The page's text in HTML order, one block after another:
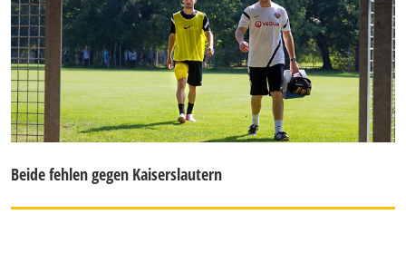
Beide fehlen gegen Kaiserslautern